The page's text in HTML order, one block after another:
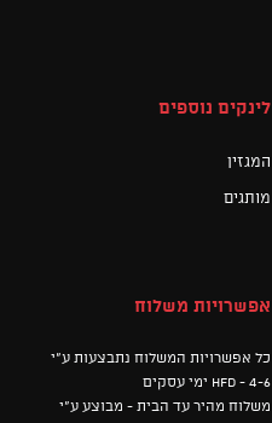
לינקים נוספים
המגזין
מותגים
אפשרויות משלוח
כל אפשרויות המשלוח נתבצעות ע"י
HFD - 4-6 ימי עסקים
משלוח מהיר עד הבית - מבוצע ע"י